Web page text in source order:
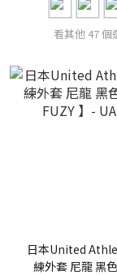
看其他 47 個
日本United
練外套 尼龍 黑色 深藍【